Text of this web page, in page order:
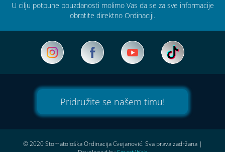
U cilju potpune pouzdanosti molimo Vas da se za sve informacije
obratite direktno Ordinaciji.
Pridružite se našem timu!
© 2020 Stomatološka Ordinacija Cvejanović. Sva prava zadržana |